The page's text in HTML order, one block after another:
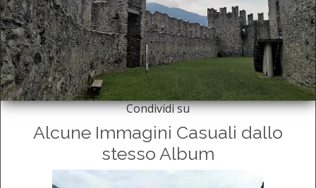
Condividi su
Alcune Immagini Casuali dallo
stesso Album